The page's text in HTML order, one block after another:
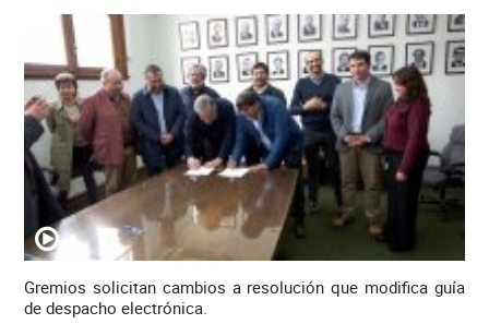
Gremios solicitan cambios a resolución que modifica guía
de despacho electrónica.